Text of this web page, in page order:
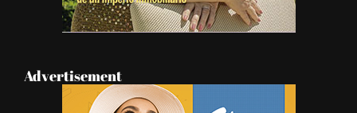
Advertisement